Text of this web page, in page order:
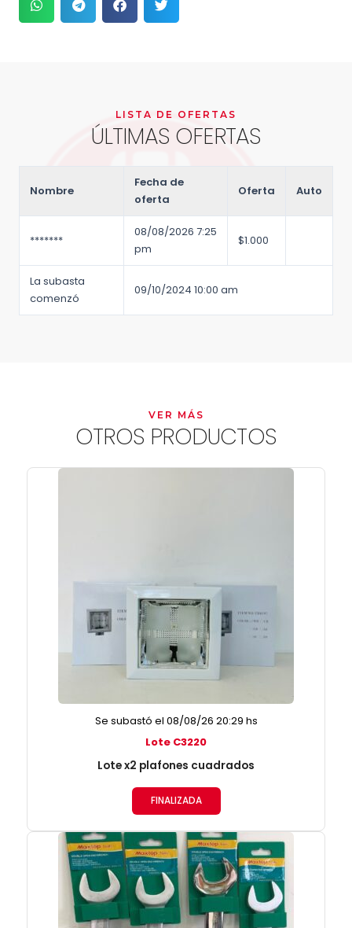
LISTA DE OFERTAS
ÚLTIMAS OFERTAS
Nombre
Fecha de
oferta
Oferta Auto
*******
08/08/2026 7:25
pm
$1.000
La subasta
comenzó
09/10/2024 10:00 am
VER MÁS
OTROS PRODUCTOS
Se subastó el 08/08/26 20:29 hs
Lote C3220
Lote x2 plafones cuadrados
FINALIZADA